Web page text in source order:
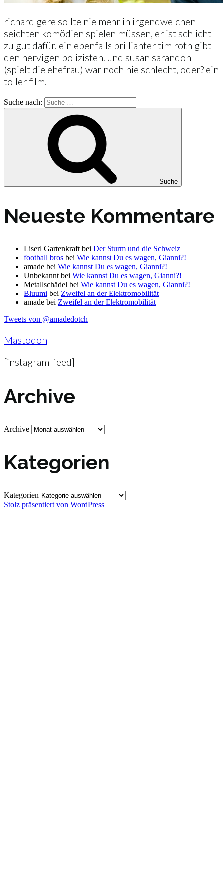
richard gere sollte nie mehr in irgendwelchen
seichten komödien spielen müssen, er ist schlicht
zu gut dafür. ein ebenfalls brillianter tim roth gibt
den nervigen polizisten. und susan sarandon
(spielt die ehefrau) war noch nie schlecht, oder? ein
toller film.
Suche nach:
Suche
Neueste Kommentare
Liserl Gartenkraft bei Der Sturm und die Schweiz
football bros bei Wie kannst Du es wagen, Gianni?!
amade bei Wie kannst Du es wagen, Gianni?!
Unbekannt bei Wie kannst Du es wagen, Gianni?!
Metallschädel bei Wie kannst Du es wagen, Gianni?!
Bluumi bei Zweifel an der Elektromobilität
amade bei Zweifel an der Elektromobilität
Tweets von @amadedotch
Mastodon
[instagram-feed]
Archive
Archive
Kategorien
Kategorien
Stolz präsentiert von WordPress